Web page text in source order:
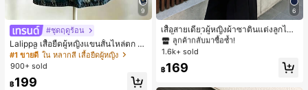
9
#ชุดฤดูร้อน
Lalippa เสื้อยืดผู้หญิงแขนสั้นไหล่ตก ค
อวีปกเสื้อ ลายพิมพ์ดิจิทัลลายทาง สไตล์
สปอร์ตแฟชั่นมินิมอล ของขวัญสำหรับเ
พื่อน
#1 ขายดี ใน หลากสี เสื้อยืดผู้หญิง
900+ sold
฿199
6
เสื้อสายเดี่ยวผู้หญิงผ้าซาตินแต่งลูกไม้
- เสื้อสายเดี่ยวฤดูร้อนสีคากีมีรอยผ่าด้า
นข้างที่น่าดึงดูดแบบสบายๆ
ลูกค้ากลับมาซื้อซ้ำ!
#1 ขายดี
ใน สีกากี เสื้อสตรี เสื้อเบลาส์ & Tee
ลูกค้ากลับมาซื้อซ้ำ!
#1 ขายดี
ใน สีกากี เสื้อสตรี เสื้อเบลาส์ & Tee
ลูกค้ากลับมาซื้อซ้ำ!
#1 ขายดี
ลูกค้ากลับมาซื้อซ้ำ!
1.6k+ sold
฿169